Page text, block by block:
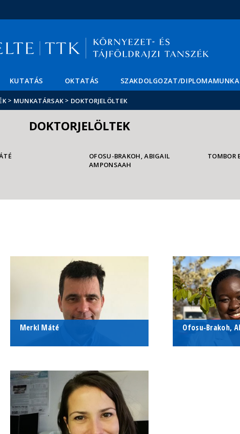
KUTATÁS OKTATÁS SZAKDOLGOZAT/DIPLOMAMUNKA
> MUNKATÁRSAK > DOKTORJELÖLTEK
DOKTORJELÖLTEK
OFOSU-BRAKOH, ABIGAIL
AMPONSAAH
TOMBOR
Merkl Máté Ofosu-Brakoh,